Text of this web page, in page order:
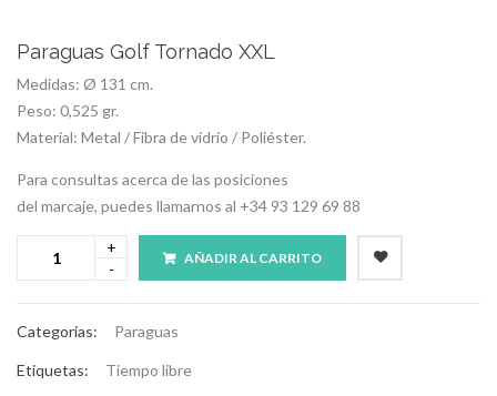
Paraguas Golf Tornado XXL
Medidas: Ø 131 cm.
Peso: 0,525 gr.
Material: Metal / Fibra de vidrio / Poliéster.
Para consultas acerca de las posiciones
del marcaje, puedes llamarnos al +34 93 129 69 88
AÑADIR AL CARRITO
Categorías: Paraguas
Etiquetas: Tiempo libre